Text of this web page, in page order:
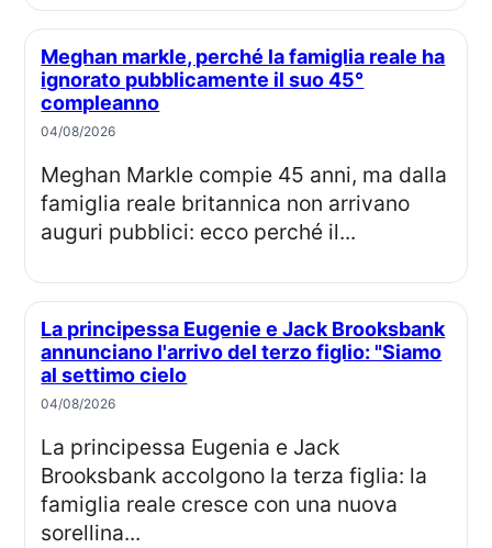
Meghan markle, perché la famiglia reale ha
ignorato pubblicamente il suo 45°
compleanno
04/08/2026
Meghan Markle compie 45 anni, ma dalla
famiglia reale britannica non arrivano
auguri pubblici: ecco perché il...
La principessa Eugenie e Jack Brooksbank
annunciano l'arrivo del terzo figlio: "Siamo
al settimo cielo
04/08/2026
La principessa Eugenia e Jack
Brooksbank accolgono la terza figlia: la
famiglia reale cresce con una nuova
sorellina...